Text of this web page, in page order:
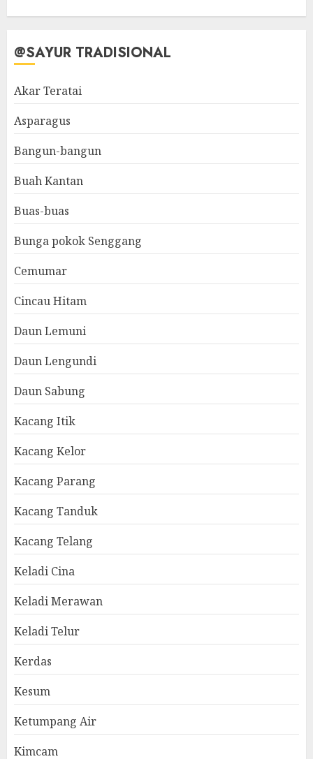
@SAYUR TRADISIONAL
Akar Teratai
Asparagus
Bangun-bangun
Buah Kantan
Buas-buas
Bunga pokok Senggang
Cemumar
Cincau Hitam
Daun Lemuni
Daun Lengundi
Daun Sabung
Kacang Itik
Kacang Kelor
Kacang Parang
Kacang Tanduk
Kacang Telang
Keladi Cina
Keladi Merawan
Keladi Telur
Kerdas
Kesum
Ketumpang Air
Kimcam